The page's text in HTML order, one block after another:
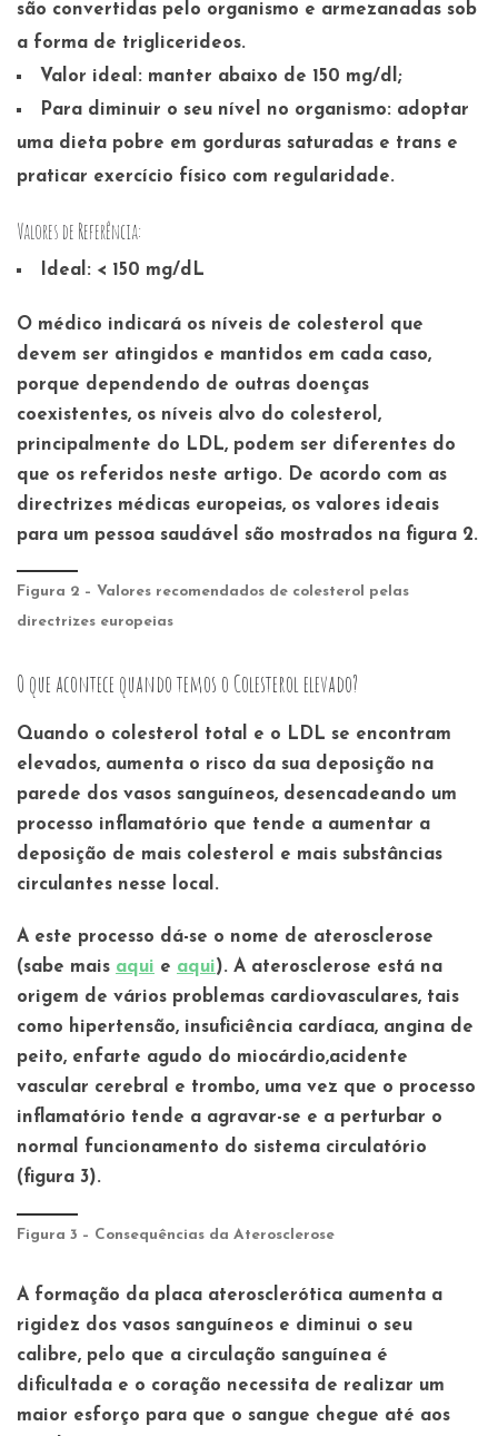
são convertidas pelo organismo e armezanadas sob
a forma de triglicerideos.
Valor ideal: manter abaixo de 150 mg/dl;
Para diminuir o seu nível no organismo: adoptar
uma dieta pobre em gorduras saturadas e trans e
praticar exercício físico com regularidade.
Valores de Referência:
Ideal: < 150 mg/dL
O médico indicará os níveis de colesterol que
devem ser atingidos e mantidos em cada caso,
porque dependendo de outras doenças
coexistentes, os níveis alvo do colesterol,
principalmente do LDL, podem ser diferentes do
que os referidos neste artigo. De acordo com as
directrizes médicas europeias, os valores ideais
para um pessoa saudável são mostrados na figura 2.
Figura 2 – Valores recomendados de colesterol pelas
directrizes europeias
O que acontece quando temos o Colesterol elevado?
Quando o colesterol total e o LDL se encontram
elevados, aumenta o risco da sua deposição na
parede dos vasos sanguíneos, desencadeando um
processo inflamatório que tende a aumentar a
deposição de mais colesterol e mais substâncias
circulantes nesse local.
A este processo dá-se o nome de aterosclerose
(sabe mais aqui e aqui). A aterosclerose está na
origem de vários problemas cardiovasculares, tais
como hipertensão, insuficiência cardíaca, angina de
peito, enfarte agudo do miocárdio,acidente
vascular cerebral e trombo, uma vez que o processo
inflamatório tende a agravar-se e a perturbar o
normal funcionamento do sistema circulatório
(figura 3).
Figura 3 – Consequências da Aterosclerose
A formação da placa aterosclerótica aumenta a
rigidez dos vasos sanguíneos e diminui o seu
calibre, pelo que a circulação sanguínea é
dificultada e o coração necessita de realizar um
maior esforço para que o sangue chegue até aos